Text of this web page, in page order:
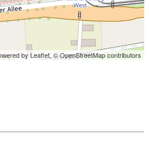
by Leaflet,© OpenStreetMap contributors